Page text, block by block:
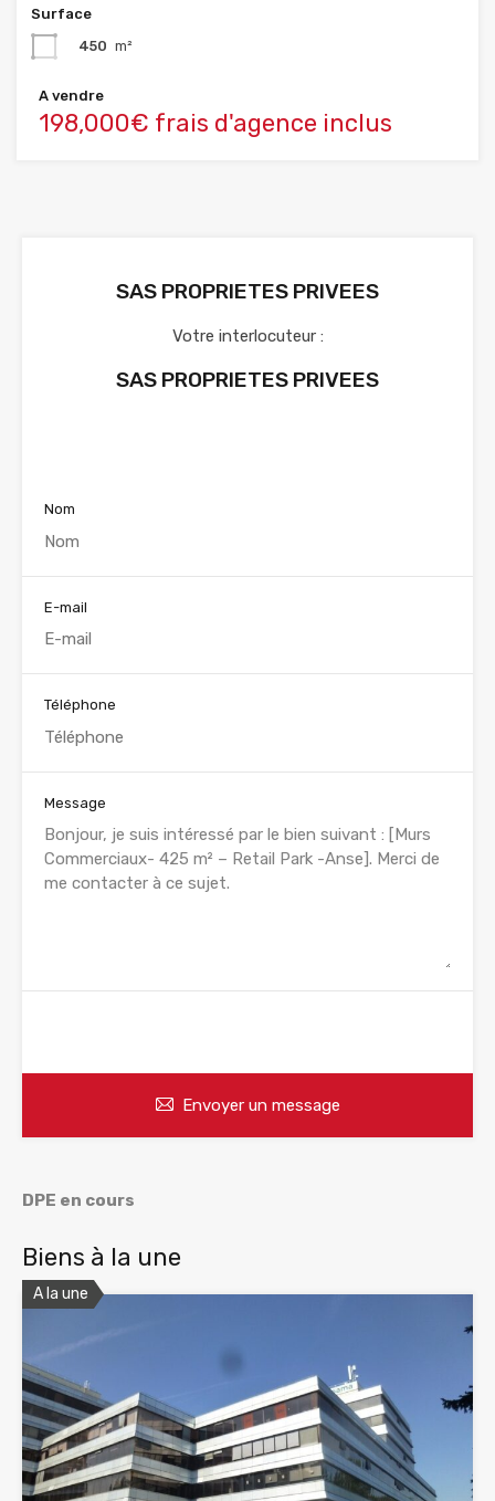
Surface
450 m²
A vendre
198,000€ frais d'agence inclus
SAS PROPRIETES PRIVEES
Votre interlocuteur :
SAS PROPRIETES PRIVEES
Nom
E-mail
Téléphone
Message
Envoyer un message
DPE en cours
Biens à la une
A la une